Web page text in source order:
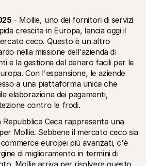
sviluppatori e gli aggiornamenti
librerie pronte all'uso
comunità di sviluppatori
storia e
- Mollie, uno dei fornitori di servizi
crescita in Europa, lancia oggi il
ceco. Questo è un altro
nella missione dell'azienda di
e la gestione del denaro facili per le
Con l'espansione, le aziende
a una piattaforma unica che
elaborazione dei pagamenti,
contro le frodi.
Repubblica Ceca rappresenta una
Mollie. Sebbene il mercato ceco sia
europei più avanzati, c'è
di miglioramento in termini di
Mollie arriva per risolvere questo,